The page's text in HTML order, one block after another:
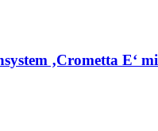
‚Crometta E‘